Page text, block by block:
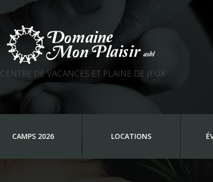
CENTRE DE VACANCES ET PLAINE DE JEUX
CAMPS 2026 LOCATIONS